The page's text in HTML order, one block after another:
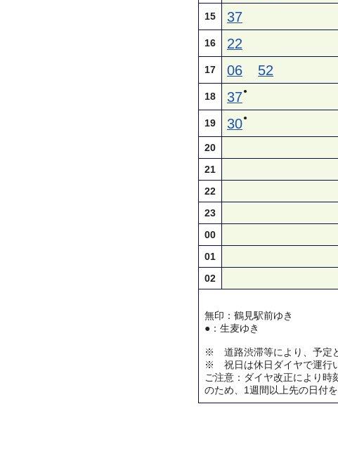
15 37
16 22
17 06 52
18 37●
19 30●
20
21
22
23
00
01
02
無印：鶴見駅前ゆき
●：生麦ゆき
※ 道路渋滞等により、予定
※ 祝日は休日ダイヤで運行
ご注意：ダイヤ改正により
のため、1週間以上先の日付